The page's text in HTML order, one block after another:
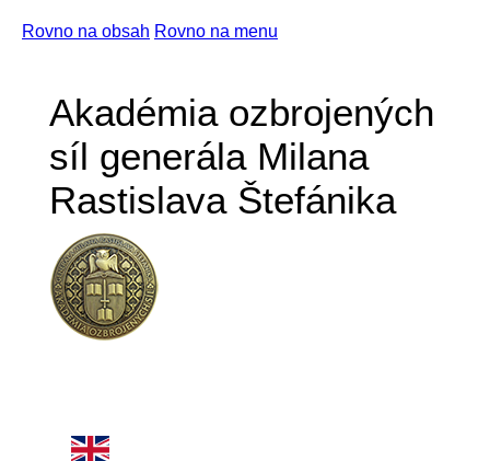
Rovno na obsah Rovno na menu
Akadémia ozbrojených
síl generála Milana
Rastislava Štefánika